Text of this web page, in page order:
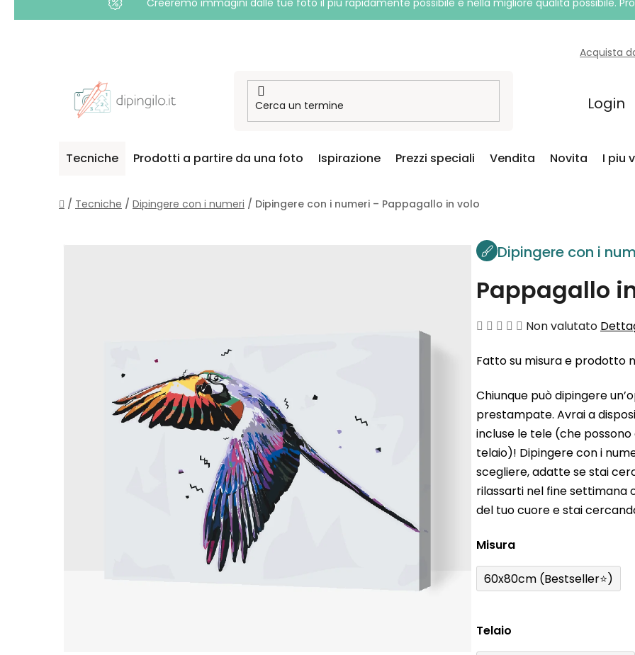
Creeremo immagini dalle tue foto il più rapidamente possibile e nella migliore qualità possibile.
Acquista
Login
Tecniche Prodotti a partire da una foto Ispirazione Prezzi speciali Vendita Novita I piu
Casa
/ Tecniche / Dipingere con i numeri / Dipingere con i numeri – Pappagallo in volo
Dipingere con i
Pappagallo
La
media
prodotto
è
0,0
su
5
stelle.
Non valutato
Fatto su misura e prodotto
Chiunque può dipingere
prestampate. Avrai a
incluse le tele (che
telaio)! Dipingere con i
scegliere, adatte se stai
rilassarti nel fine settimana
del tuo cuore e stai
Misura
60x80cm (Bestseller⭐)
Telaio